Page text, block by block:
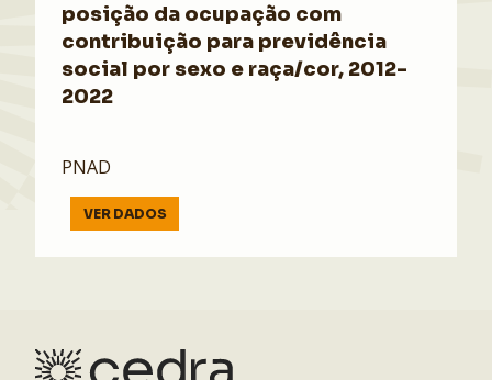
posição da ocupação com
contribuição para previdência
social por sexo e raça/cor, 2012-
2022
PNAD
VER DADOS